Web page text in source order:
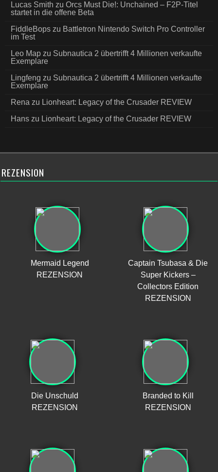
Lucas Smith zu Orcs Must Die!: Unchained – F2P-Titel
startet in die offene Beta
FiddleBops zu Battletron Nintendo Switch Pro Controller
im Test
Leo Map zu Subnautica 2 übertrifft 4 Millionen verkaufte
Exemplare
Lingfeng zu Subnautica 2 übertrifft 4 Millionen verkaufte
Exemplare
Rena zu Lionheart: Legacy of the Crusader REVIEW
Hans zu Lionheart: Legacy of the Crusader REVIEW
REZENSION
Mermaid Legend
REZENSION
Captain Tsubasa & Die
Super Kickers –
Collectors Edition
REZENSION
Die Unschuld
REZENSION
Branded to Kill
REZENSION